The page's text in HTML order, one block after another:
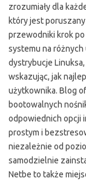
zrozumiały dla
który jest
przewodniki krok po
systemu na różnych
dystrybucje
wskazując, jak
użytkownika. Blog
bootowalnych
odpowiednich opcji
prostym i
niezależnie od
samodzielnie
Netbe to także